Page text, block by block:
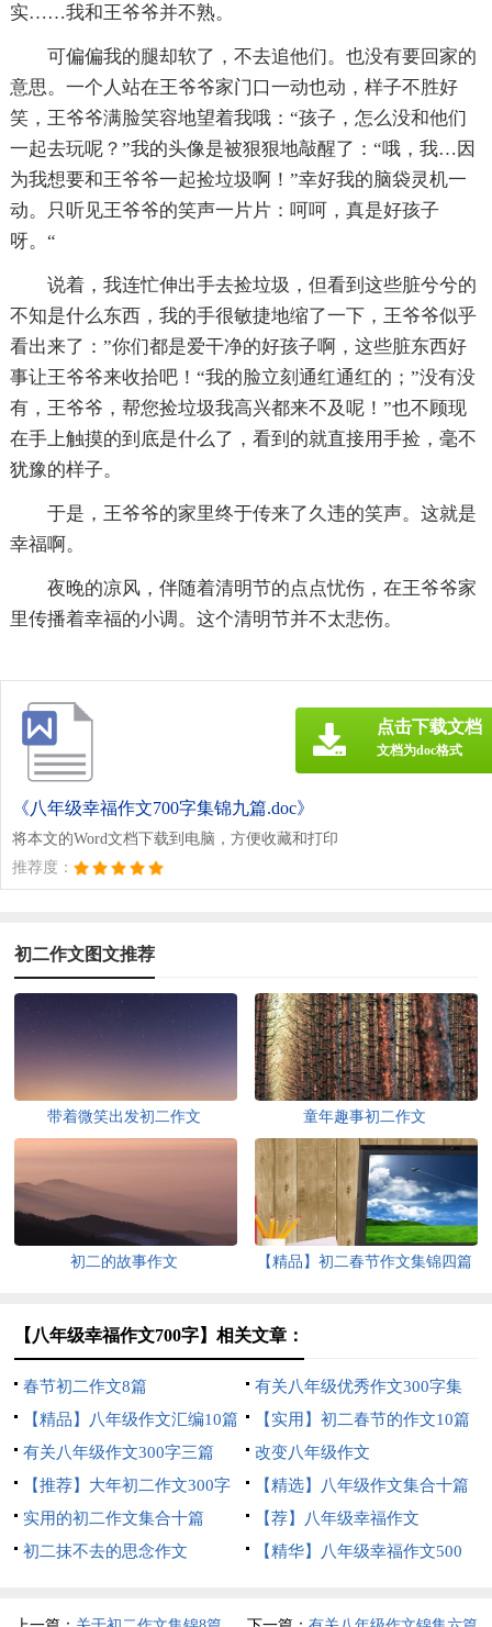
实……我和王爷爷并不熟。
可偏偏我的腿却软了，不去追他们。也没有要回家的
意思。一个人站在王爷爷家门口一动也动，样子不胜好
笑，王爷爷满脸笑容地望着我哦：“孩子，怎么没和他们
一起去玩呢？”我的头像是被狠狠地敲醒了：“哦，我…因
为我想要和王爷爷一起捡垃圾啊！”幸好我的脑袋灵机一
动。只听见王爷爷的笑声一片片：呵呵，真是好孩子
呀。“
说着，我连忙伸出手去捡垃圾，但看到这些脏兮兮的
不知是什么东西，我的手很敏捷地缩了一下，王爷爷似乎
看出来了：”你们都是爱干净的好孩子啊，这些脏东西好
事让王爷爷来收拾吧！“我的脸立刻通红通红的；”没有没
有，王爷爷，帮您捡垃圾我高兴都来不及呢！”也不顾现
在手上触摸的到底是什么了，看到的就直接用手捡，毫不
犹豫的样子。
于是，王爷爷的家里终于传来了久违的笑声。这就是
幸福啊。
夜晚的凉风，伴随着清明节的点点忧伤，在王爷爷家
里传播着幸福的小调。这个清明节并不太悲伤。
《八年级幸福作文700字集锦九篇.doc》
将本文的Word文档下载到电脑，方便收藏和打印
推荐度：
点击下载文档
文档为doc格式
初二作文图文推荐
带着微笑出发初二作文 童年趣事初二作文
初二的故事作文 【精品】初二春节作文集锦四篇
【八年级幸福作文700字】相关文章：
春节初二作文8篇
有关八年级优秀作文300字集
合10篇
【精品】八年级作文汇编10篇
【实用】初二春节的作文10篇
有关八年级作文300字三篇
改变八年级作文
【推荐】大年初二作文300字
四篇
【精选】八年级作文集合十篇
实用的初二作文集合十篇
【荐】八年级幸福作文
初二抹不去的思念作文
【精华】八年级幸福作文500